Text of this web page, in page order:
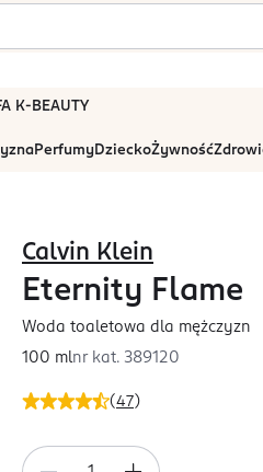
K-BEAUTY
PerfumyDzieckoŻywność
(47)
Calvin Klein
Eternity Flame
Woda toaletowa dla mężczyzn
100 mlnr kat. 389120